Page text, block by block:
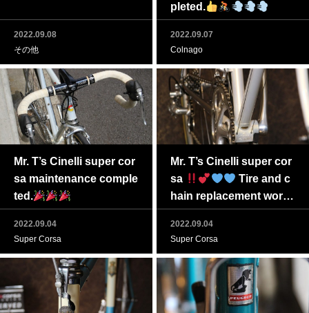
2022.09.08
その他
pleted.
2022.09.07
Colnago
Mr. T’s Cinelli super cor
sa maintenance comple
ted.
2022.09.04
Super Corsa
Mr. T’s Cinelli super cor
sa
Tire and c
hain replacement work t
o be completed soon
2022.09.04
Super Corsa